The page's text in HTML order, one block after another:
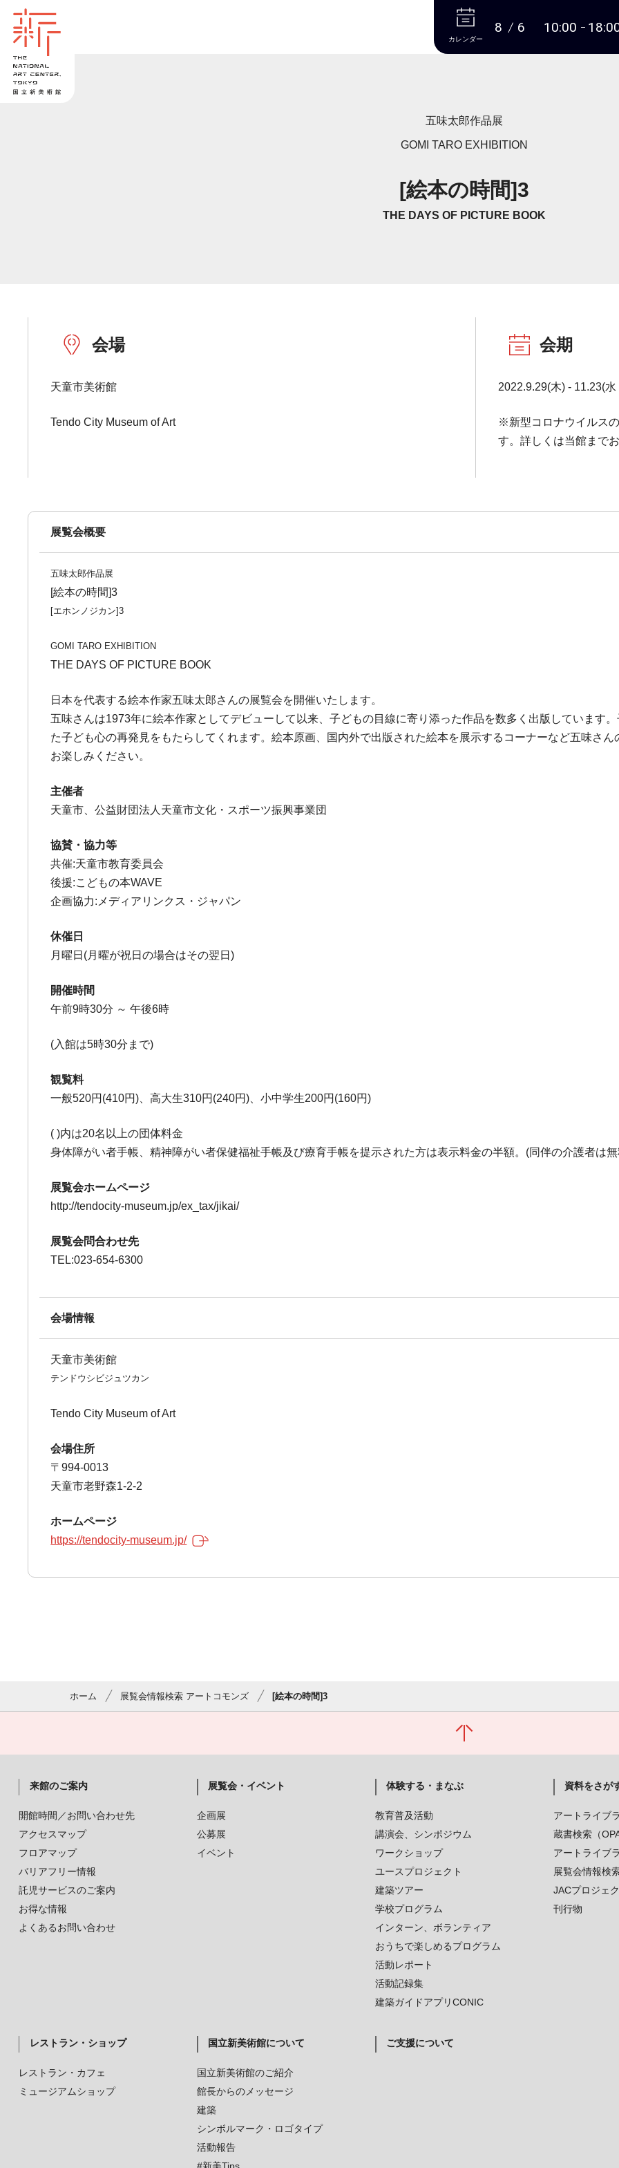
本文へ
カレンダー
8 6 10:00
五味太郎作品展
GOMI TARO EXHIBITION
[絵本の時間]3
THE DAYS OF PICTURE BOOK
会場
天童市美術館
Tendo City Museum of Art
会期
2022.9.29(木) - 11.23(水
※新型コロナウイルス
す。詳しくは当館まで
展覧会概要
五味太郎作品展
[絵本の時間]3
[エホンノジカン]3
GOMI TARO EXHIBITION
THE DAYS OF PICTURE BOOK
日本を代表する絵本作家五味太郎さんの展覧会を開催いたします。
五味さんは1973年に絵本作家としてデビューして以来、子どもの目線に寄り添った作品を数多く出版しています
た子ども心の再発見をもたらしてくれます。絵本原画、国内外で出版された絵本を展示するコーナーなど五味さ
お楽しみください。
主催者
天童市、公益財団法人天童市文化・スポーツ振興事業団
協賛・協力等
共催:天童市教育委員会
後援:こどもの本WAVE
企画協力:メディアリンクス・ジャパン
休催日
月曜日(月曜が祝日の場合はその翌日)
開催時間
午前9時30分 ～ 午後6時
(入館は5時30分まで)
観覧料
一般520円(410円)、高大生310円(240円)、小中学生200円(160円)
( )内は20名以上の団体料金
身体障がい者手帳、精神障がい者保健福祉手帳及び療育手帳を提示された方は表示料金の半額。(同伴の介護者は
展覧会ホームページ
http://tendocity-museum.jp/ex_tax/jikai/
展覧会問合わせ先
TEL:023-654-6300
会場情報
天童市美術館
テンドウシビジュツカン
Tendo City Museum of Art
会場住所
〒994-0013
天童市老野森1-2-2
ホームページ
https://tendocity-museum.jp/
ホーム 展覧会情報検索 アートコモンズ [絵本の時間]3
来館のご案内
開館時間／お問い合わせ先
アクセスマップ
フロアマップ
バリアフリー情報
託児サービスのご案内
お得な情報
よくあるお問い合わせ
展覧会・イベント
企画展
公募展
イベント
体験する・まなぶ
教育普及活動
講演会、シンポジウム
ワークショップ
ユースプロジェクト
建築ツアー
学校プログラム
インターン、ボランティア
おうちで楽しめるプログラム
活動レポート
活動記録集
建築ガイドアプリCONIC
資料をさが
アートライブ
蔵書検索（
アートライブ
展覧会情報検
JACプロジェ
刊行物
レストラン・ショップ
レストラン・カフェ
ミュージアムショップ
国立新美術館について
国立新美術館のご紹介
館長からのメッセージ
建築
シンボルマーク・ロゴタイプ
活動報告
ご支援について